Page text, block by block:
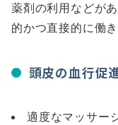
薬剤の利用などが
的かつ直接的に働
頭皮の血行促
適度なマッサー